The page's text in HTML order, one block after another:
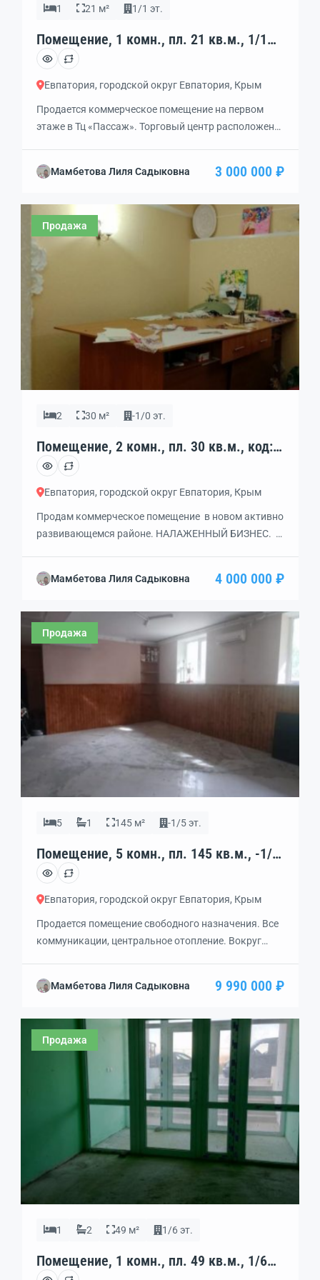
1 21 м² 1/1 эт.
Помещение, 1 комн., пл. 21 кв.м., 1/1
эт., код: 452218
Евпатория, городской округ Евпатория, Крым
Продается коммерческое помещение на первом
этаже в Тц «Пассаж». Торговый центр расположен
помещении проведено электричество. Есть
Документы готовы для продажи. Один
собственник.
Мамбетова Лиля Садыковна 3 000 000 ₽
Продажа
2 30 м² -1/0 эт.
Помещение, 2 комн., пл. 30 кв.м., код:
449313
Евпатория, городской округ Евпатория, Крым
Продам коммерческое помещение в новом активно
развивающемся районе. НАЛАЖЕННЫЙ БИЗНЕС.
Мамбетова Лиля Садыковна
4 000 000 ₽
Продажа
5 1 145 м² -1/5 эт.
Помещение, 5 комн., пл. 145 кв.м., -1/5
эт., код: 434784
Евпатория, городской округ Евпатория, Крым
Продается помещение свободного назначения. Все
коммуникации, центральное отопление. Вокруг
Документы РФ, один собственник, готовы к
Мамбетова Лиля Садыковна 9 990 000 ₽
Продажа
1 2 49 м² 1/6 эт.
Помещение, 1 комн., пл. 49 кв.м., 1/6